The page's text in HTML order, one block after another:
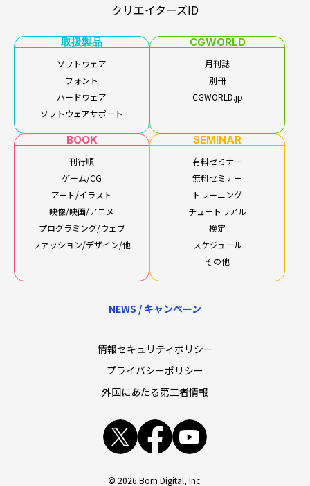
クリエイターズID
取扱製品
ソフトウェア
フォント
ハードウェア
ソフトウェアサポート
CGWORLD
月刊誌
別冊
CGWORLD.jp
BOOK
刊行順
ゲーム/CG
アート/イラスト
映像/映画/アニメ
プログラミング/ウェブ
ファッション/デザイン/他
SEMINAR
有料セミナー
無料セミナー
トレーニング
チュートリアル
検定
スケジュール
その他
NEWS / キャンペーン
情報セキュリティポリシー
プライバシーポリシー
外国にあたる第三者情報
x facebook
© 2026 Born Digital, Inc.